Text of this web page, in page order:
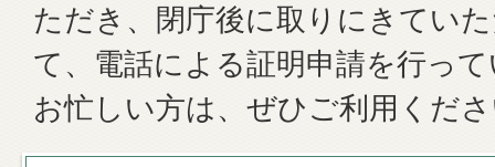
ただき、閉庁後に取りにきてい
て、電話による証明申請を行っ
お忙しい方は、ぜひご利用くだ